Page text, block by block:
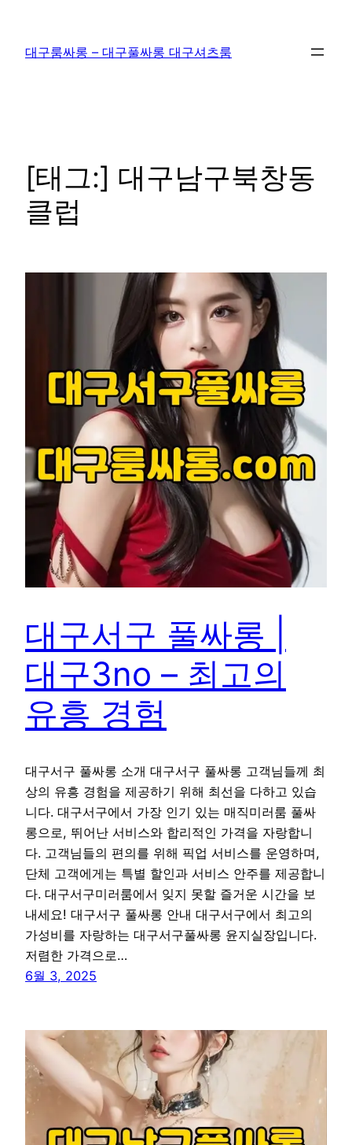
대구룸싸롱 – 대구풀싸롱 대구셔츠룸
[태그:] 대구남구북창동
클럽
대구서구 풀싸롱 |
대구3no – 최고의
유흥 경험
대구서구 풀싸롱 소개 대구서구 풀싸롱 고객님들께 최
상의 유흥 경험을 제공하기 위해 최선을 다하고 있습
니다. 대구서구에서 가장 인기 있는 매직미러룸 풀싸
롱으로, 뛰어난 서비스와 합리적인 가격을 자랑합니
다. 고객님들의 편의를 위해 픽업 서비스를 운영하며,
단체 고객에게는 특별 할인과 서비스 안주를 제공합니
다. 대구서구미러룸에서 잊지 못할 즐거운 시간을 보
내세요! 대구서구 풀싸롱 안내 대구서구에서 최고의
가성비를 자랑하는 대구서구풀싸롱 윤지실장입니다.
저렴한 가격으로…
6월 3, 2025